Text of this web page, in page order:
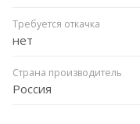
Требуется откачка
нет
Страна производитель
Россия